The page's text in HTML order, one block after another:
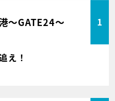
～GATE24～ 1
え！